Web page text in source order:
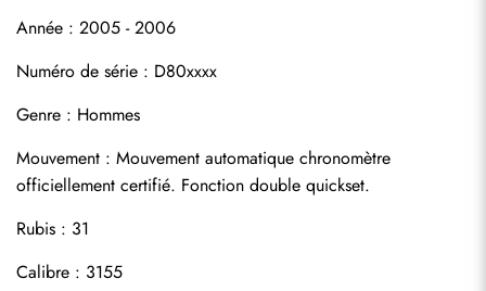
Année : 2005 - 2006
Numéro de série : D80xxxx
Genre : Hommes
Mouvement : Mouvement automatique chronomètre
officiellement certifié. Fonction double quickset.
Rubis : 31
Calibre : 3155